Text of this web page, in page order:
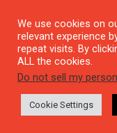
Tag:
We use cookies on
relevant experience
repeat visits. By
ALL the cookies.
Do not sell my
Cookie Settings